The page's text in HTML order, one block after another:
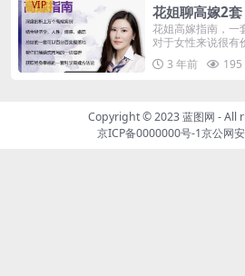
VIP 花姐聊高嫁2套
花姐高嫁指南，一
对于女性来说很有
3 年前
195
Copyright © 2023蓝图网 - All
京ICP备0000000号-1京公网